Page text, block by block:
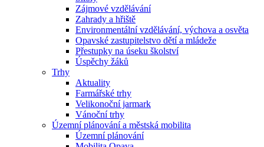
Zájmové vzdělávání
Zahrady a hřiště
Environmentální vzdělávání, výchova a osvěta
Opavské zastupitelstvo dětí a mládeže
Přestupky na úseku školství
Úspěchy žáků
Trhy
Aktuality
Farmářské trhy
Velikonoční jarmark
Vánoční trhy
Územní plánování a městská mobilita
Územní plánování